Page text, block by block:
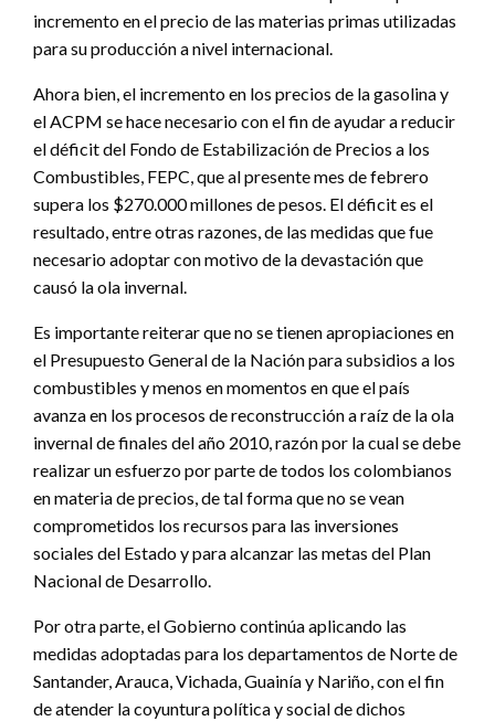
incremento en el precio de las materias primas utilizadas
para su producción a nivel internacional.
Ahora bien, el incremento en los precios de la gasolina y
el ACPM se hace necesario con el fin de ayudar a reducir
el déficit del Fondo de Estabilización de Precios a los
Combustibles, FEPC, que al presente mes de febrero
supera los $270.000 millones de pesos. El déficit es el
resultado, entre otras razones, de las medidas que fue
necesario adoptar con motivo de la devastación que
causó la ola invernal.
Es importante reiterar que no se tienen apropiaciones en
el Presupuesto General de la Nación para subsidios a los
combustibles y menos en momentos en que el país
avanza en los procesos de reconstrucción a raíz de la ola
invernal de finales del año 2010, razón por la cual se debe
realizar un esfuerzo por parte de todos los colombianos
en materia de precios, de tal forma que no se vean
comprometidos los recursos para las inversiones
sociales del Estado y para alcanzar las metas del Plan
Nacional de Desarrollo.
Por otra parte, el Gobierno continúa aplicando las
medidas adoptadas para los departamentos de Norte de
Santander, Arauca, Vichada, Guainía y Nariño, con el fin
de atender la coyuntura política y social de dichos